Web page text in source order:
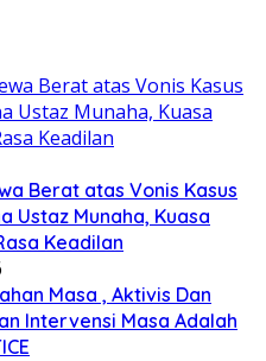
Berat atas Vonis Kasus
Ustaz Munaha, Kuasa
Keadilan
Masa , Aktivis Dan
Intervensi Masa Adalah